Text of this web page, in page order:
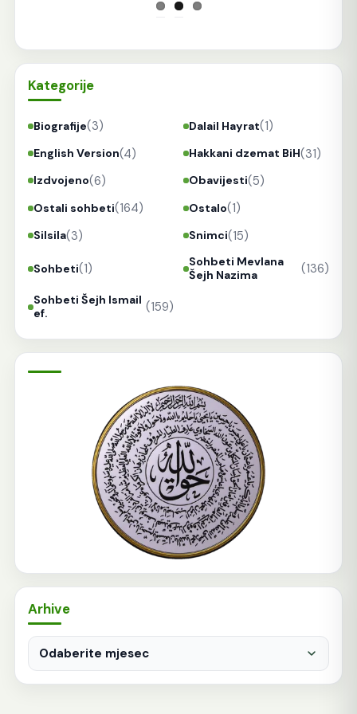
Kategorije
Biografije(3) Dalail Hayrat(1)
English Version(4) Hakkani dzemat BiH(31)
Izdvojeno(6) Obavijesti(5)
Ostali sohbeti(164) Ostalo(1)
Silsila(3) Snimci(15)
Sohbeti(1)
Sohbeti Mevlana
Šejh Nazima
(136)
Sohbeti Šejh Ismail
ef.
(159)
Arhive
Arhive